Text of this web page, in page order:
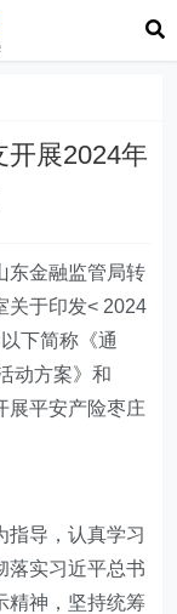
开展2024年
东金融监管局转
关于印发< 2024
下简称《通
动方案》和
展平安产险枣庄
指导，认真学习
落实习近平总书
精神，坚持统筹